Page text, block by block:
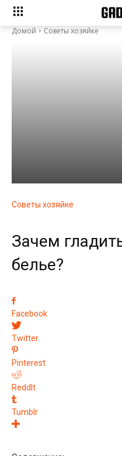
Домой Советы хозяйке
Советы хозяйке
Зачем
белье?
Facebook
Twitter
Pinterest
ReddIt
Tumblr